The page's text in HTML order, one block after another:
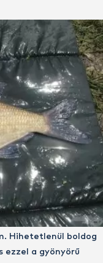
Hihetetlenül boldog
ezzel a gyönyörű